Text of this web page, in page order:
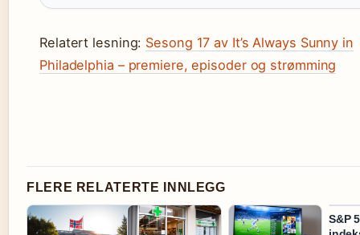
Relatert lesning: Sesong 17 av It’s Always Sunny in
Philadelphia – premiere, episoder og strømming
FLERE RELATERTE INNLEGG
S&P